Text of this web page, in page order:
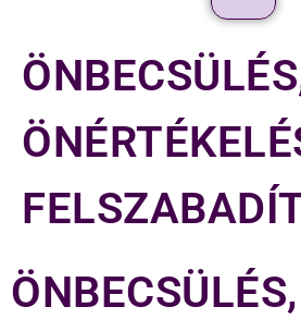
ÖNBECSÜLÉS,